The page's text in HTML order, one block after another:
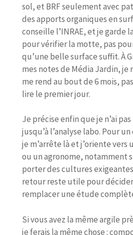
sol, et BRF seulement avec
des apports organiques en
conseille l’INRAE, et je garde
pour vérifier la motte, pas
qu’une belle surface suffit. À
mes notes de Média Jardin, je
me rend au bout de 6 mois,
lire le premier jour.
Je précise enfin que je n’ai
jusqu’à l’analyse labo. Pour
je m’arrête là et j’oriente vers
ou un agronome, notamment
porter des cultures
retour reste utile pour
remplacer une étude
Si vous avez la même argile
je ferais la même chose :